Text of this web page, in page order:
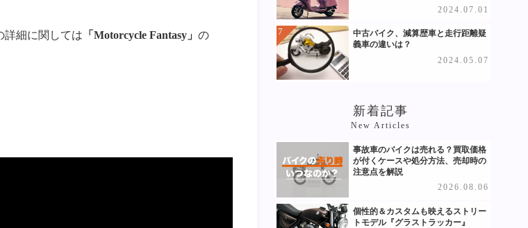
詳細に関しては 「Motorcycle Fantasy」 の
2024.07.01
中古バイク、減算歴車と走行距離疑
義車の違いは？
2024.05.07
新着記事
New Articles
事故車のバイクは売れる？買取価格
が付くケースや処分方法、売却時の
注意点を解説
2026.08.06
個性的＆カスタムも映えるストリー
トモデル『グラストラッカー』